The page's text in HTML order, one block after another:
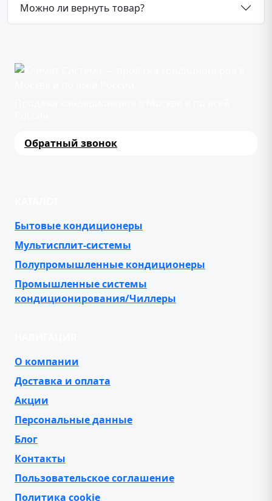
Можно ли вернуть товар?
Обратный звонок
Бытовые кондиционеры
Мультисплит-системы
Полупромышленные кондиционеры
Промышленные системы
кондиционирования/Чиллеры
О компании
Доставка и оплата
Акции
Персональные данные
Блог
Контакты
Пользовательское соглашение
Политика cookie